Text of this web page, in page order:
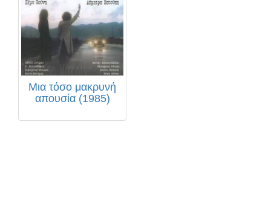
Μια τόσο μακρυνή
απουσία (1985)